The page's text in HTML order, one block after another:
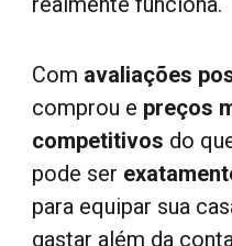
Com avaliações
comprou e preços
competitivos do
pode ser
para equipar sua
gastar além da